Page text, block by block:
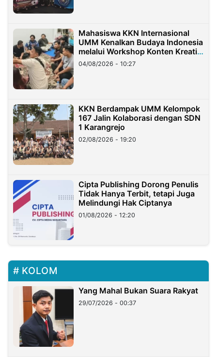
Mahasiswa KKN Internasional
UMM Kenalkan Budaya Indonesia
melalui Workshop Konten Kreatif
di Taiwan
04/08/2026 - 10:27
KKN Berdampak UMM Kelompok
167 Jalin Kolaborasi dengan SDN
1 Karangrejo
02/08/2026 - 19:20
Cipta Publishing Dorong Penulis
Tidak Hanya Terbit, tetapi Juga
Melindungi Hak Ciptanya
01/08/2026 - 12:20
KOLOM
Yang Mahal Bukan Suara Rakyat
29/07/2026 - 00:37